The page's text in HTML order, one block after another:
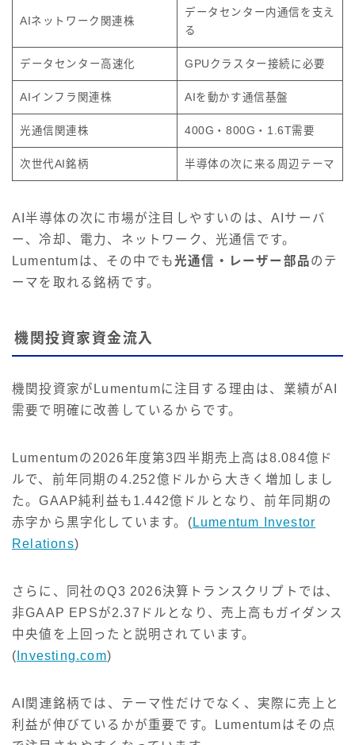
AIネットワーク関連株
データセンター内通信を支え
る
データセンター高速化 GPUクラスター接続に必要
AIインフラ関連株 AIを動かす通信基盤
光通信関連株 400G・800G・1.6T需要
次世代AI銘柄 半導体の次に来る周辺テーマ
AI半導体の次に市場が注目しやすいのは、AIサーバ
ー、冷却、電力、ネットワーク、光通信です。
Lumentumは、その中でも光通信・レーザー部品のテ
ーマを取れる銘柄です。
機関投資家資金流入
機関投資家がLumentumに注目する理由は、業績がAI
需要で明確に改善しているからです。
Lumentumの2026年度第3四半期売上高は8.084億ド
ルで、前年同期の4.252億ドルから大きく増加しまし
た。GAAP純利益も1.442億ドルとなり、前年同期の
赤字から黒字化しています。( Lumentum Investor
Relations)
さらに、同社のQ3 2026決算トランスクリプトでは、
非GAAP EPSが2.37ドルとなり、売上高もガイダンス
中央値を上回ったと説明されています。
( Investing.com)
AI関連銘柄では、テーマ性だけでなく、実際に売上と
利益が伸びているかが重要です。Lumentumはその点